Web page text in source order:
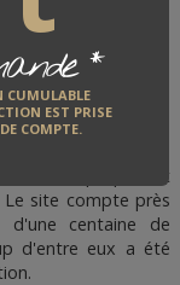
*
CUMULABLE
EST PRISE
COMPTE.
OBJET pour être
un point de
emmené par la
savoir-faire des
en proposant
site compte près
d'une centaine de
d'entre eux a été